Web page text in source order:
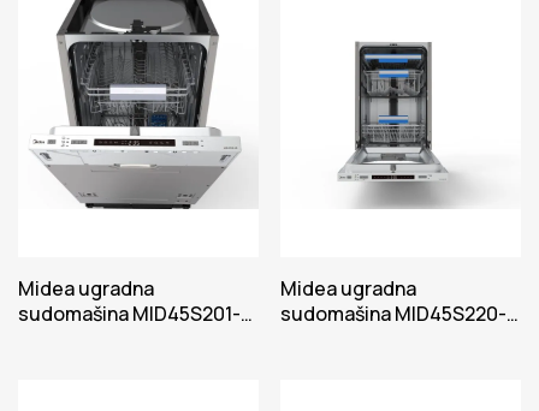
Midea ugradna
sudomašina MID45S201-
Midea ugradna
sudomašina MID45S220-